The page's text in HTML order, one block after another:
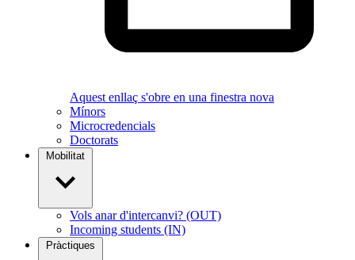
Aquest enllaç s'obre en una finestra nova
Mínors
Microcredencials
Doctorats
Mobilitat
Vols anar d'intercanvi? (OUT)
Incoming students (IN)
Pràctiques